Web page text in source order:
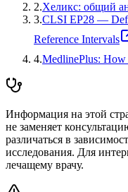
2.Хеликс: общий
3.CLSI EP28 —
Reference Intervals
4.MedlinePlus: How
Информация на этой
не заменяет
различаться в
исследования. Для
лечащему врачу.